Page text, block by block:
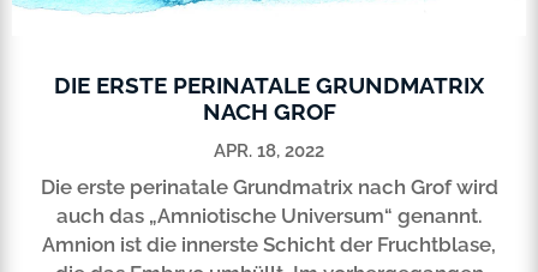
DIE ERSTE PERINATALE GRUNDMATRIX
NACH GROF
APR. 18, 2022
Die erste perinatale Grundmatrix nach Grof wird
auch das „Amniotische Universum“ genannt.
Amnion ist die innerste Schicht der Fruchtblase,